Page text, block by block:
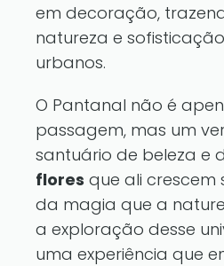
em decoração,
natureza e
urbanos.
O Pantanal não é
passagem, mas um
santuário de beleza e
flores que ali crescem
da magia que a
a exploração desse
uma experiência que